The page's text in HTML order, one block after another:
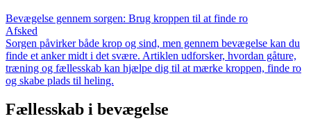
Bevægelse gennem sorgen: Brug kroppen til at finde ro
Afsked
Sorgen påvirker både krop og sind, men gennem bevægelse kan du
finde et anker midt i det svære. Artiklen udforsker, hvordan gåture,
træning og fællesskab kan hjælpe dig til at mærke kroppen, finde ro
og skabe plads til heling.
Fællesskab i bevægelse